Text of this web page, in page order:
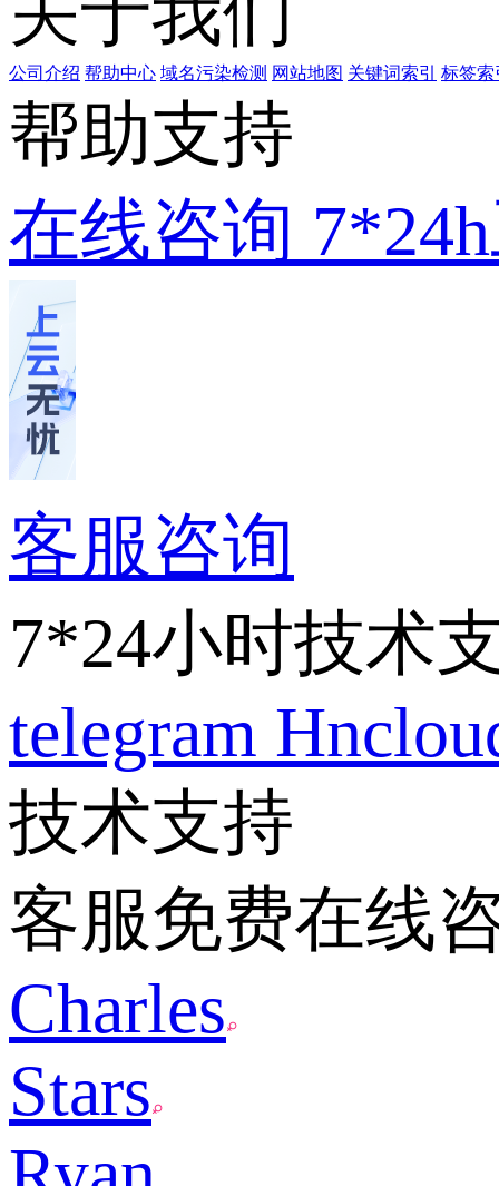
公司介绍 帮助中心 域名污染检测 网站地图 关键词索引 标签索
帮助支持
在线咨询
客服咨询
7*24小时技术
telegram
技术支持
客服免费在线
Charles
Stars